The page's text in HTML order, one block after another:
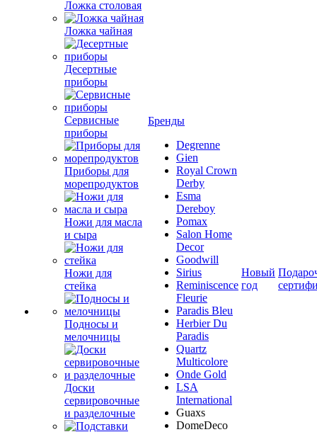
Ложка столовая
Ложка чайная
Десертные
приборы
Сервисные
приборы
Приборы для
морепродуктов
Ножи для масла
и сыра
Ножи для
стейка
Подносы и
мелочницы
Доски
сервировочные
и разделочные
Бренды
Degrenne
Gien
Royal Crown
Derby
Esma
Dereboy
Pomax
Salon Home
Decor
Goodwill
Sirius
Reminiscence
Fleurie
Paradis Bleu
Herbier Du
Paradis
Quartz
Multicolore
Onde Gold
LSA
International
Guaxs
DomeDeco
Новый
год